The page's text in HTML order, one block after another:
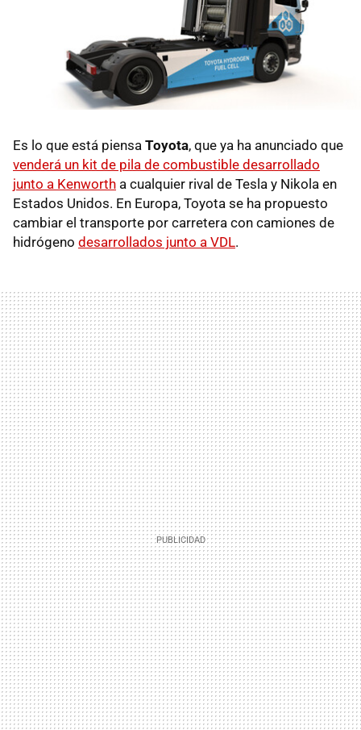
Es lo que está piensa Toyota, que ya ha anunciado que
venderá un kit de pila de combustible desarrollado
junto a Kenworth a cualquier rival de Tesla y Nikola en
Estados Unidos. En Europa, Toyota se ha propuesto
cambiar el transporte por carretera con camiones de
hidrógeno desarrollados junto a VDL.